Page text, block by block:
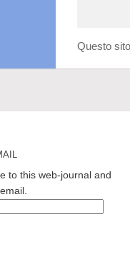
Questo
to this web-journal and